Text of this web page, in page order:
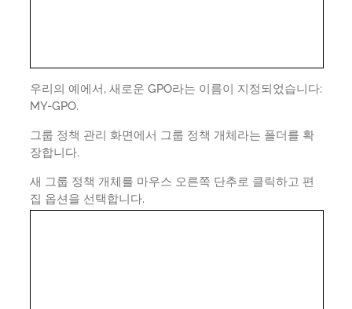
우리의 예에서, 새로운 GPO라는 이름이 지정되었습니다:
MY-GPO.
그룹 정책 관리 화면에서 그룹 정책 개체라는 폴더를 확
장합니다.
새 그룹 정책 개체를 마우스 오른쪽 단추로 클릭하고 편
집 옵션을 선택합니다.